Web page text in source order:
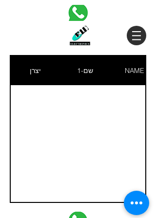
יצרן שם-1 NAME